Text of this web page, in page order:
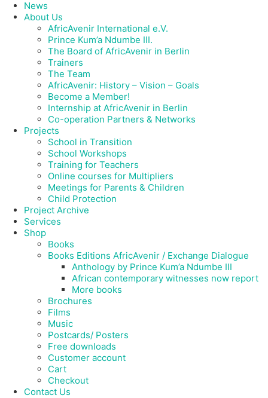
News
About Us
AfricAvenir International e.V.
Prince Kum’a Ndumbe III.
The Board of AfricAvenir in Berlin
Trainers
The Team
AfricAvenir: History – Vision – Goals
Become a Member!
Internship at AfricAvenir in Berlin
Co-operation Partners & Networks
Projects
School in Transition
School Workshops
Training for Teachers
Online courses for Multipliers
Meetings for Parents & Children
Child Protection
Project Archive
Services
Shop
Books
Books Editions AfricAvenir / Exchange Dialogue
Anthology by Prince Kum’a Ndumbe III
African contemporary witnesses now report
More books
Brochures
Films
Music
Postcards/ Posters
Free downloads
Customer account
Cart
Checkout
Contact Us